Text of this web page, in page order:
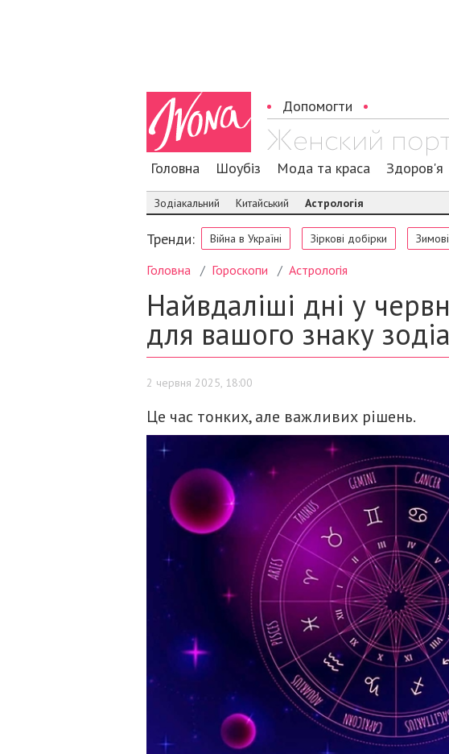
Допомогти
Головна Шоубіз Мода та краса Здоров'я
Зодіакальний Китайський Астрологія
Тренди: Війна в Україні Зіркові добірки
Головна Гороскопи Астрологія
Найвдаліші дні у
для вашого знаку
2 червня 2025, 18:00
Це час тонких, але важливих рішень.